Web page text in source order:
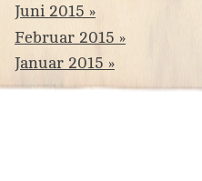
Juni 2015
Februar 2015
Januar 2015